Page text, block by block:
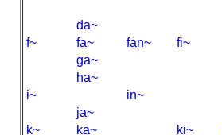
da~
f~
fa~ fan~ fi~
ga~
ha~
i~
in~
ja~
k~
ka~ ki~